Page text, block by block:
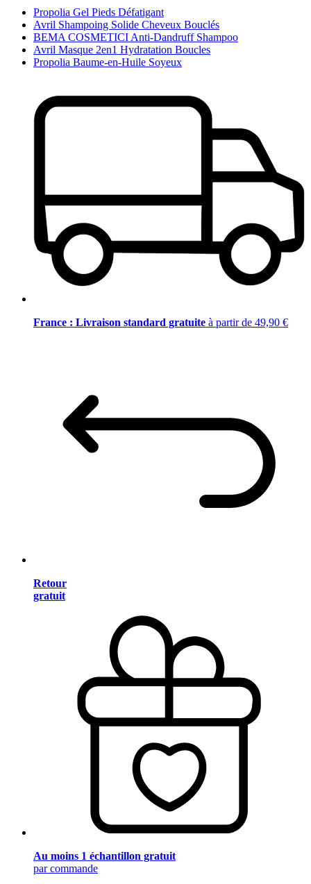
Propolia Gel Pieds Défatigant
Avril Shampoing Solide Cheveux Bouclés
BEMA COSMETICI Anti-Dandruff Shampoo
Avril Masque 2en1 Hydratation Boucles
Propolia Baume-en-Huile Soyeux
France : Livraison standard gratuite à partir de 49,90 €
Retour
gratuit
Au moins 1 échantillon gratuit
par commande